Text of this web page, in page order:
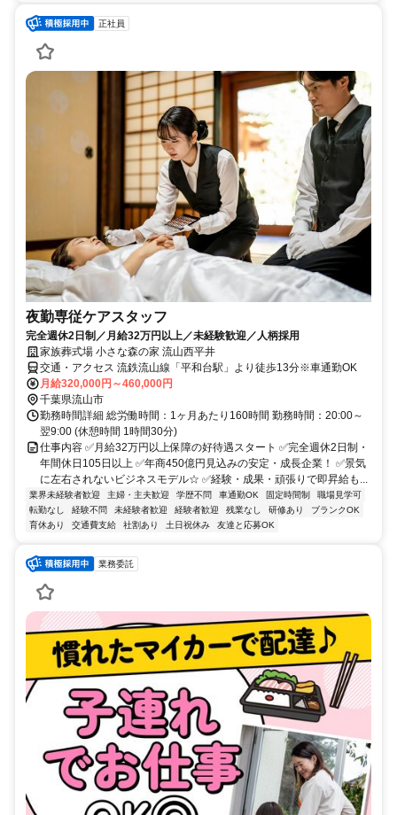
正社員
夜勤専従ケアスタッフ
完全週休2日制／月給32万円以上／未経験歓迎／人柄採用
家族葬式場 小さな森の家 流山西平井
交通・アクセス 流鉄流山線「平和台駅」より徒歩13分※車通勤OK
月給320,000円～460,000円
千葉県流山市
勤務時間詳細 総労働時間：1ヶ月あたり160時間 勤務時間：20:00～
翌9:00 (休憩時間 1時間30分)
仕事内容 ✅月給32万円以上保障の好待遇スタート ✅完全週休2日制・
年間休日105日以上 ✅年商450億円見込みの安定・成長企業！ ✅景気
に左右されないビジネスモデル☆ ✅経験・成果・頑張りで即昇給も...
業界未経験者歓迎 主婦・主夫歓迎 学歴不問 車通勤OK 固定時間制
職場見学可
転勤なし
経験不問 未経験者歓迎 経験者歓迎 残業なし 研修あり
ブランクOK
育休あり
交通費支給 社割あり 土日祝休み 友達と応募OK
業務委託